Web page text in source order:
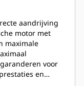
aandrijving
motor met
maximale
voor
en